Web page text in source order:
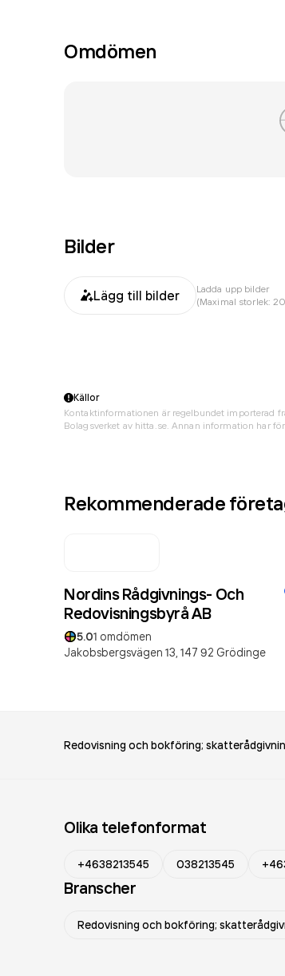
Omdömen
Bilder
Lägg till bilder
Ladda upp bilder
(Maximal storlek:
Källor
Kontaktinformationen är regelbundet importerad
Bolagsverket av hitta.se. Annan information har
Rekommenderade
Nordins Rådgivnings- Och
Redovisningsbyrå AB
5.01 omdömen
Jakobsbergsvägen 13, 147 92 Grödinge
Redovisning och bokföring;
Olika telefonformat
+4638213545 038213545
Branscher
Redovisning och bokföring;